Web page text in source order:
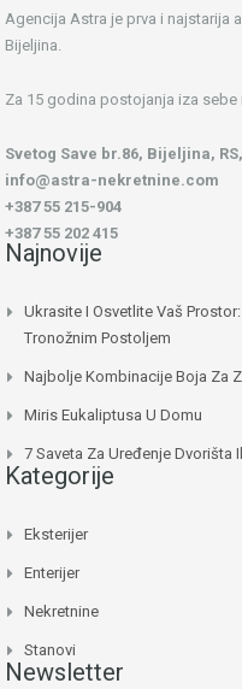
Agencija Astra je prva i najstarija
Bijeljina.
Za 15 godina postojanja iza
Svetog Save br.86, Bijeljina,
info@astra-nekretnine.com
+387 55 215-904
+387 55 202 415
Najnovije
Ukrasite I Osvetlite Vaš
Tronožnim Postoljem
Najbolje Kombinacije Boja Za
Miris Eukaliptusa U Domu
7 Saveta Za Uređenje Dvorišta
Kategorije
Eksterijer
Enterijer
Nekretnine
Stanovi
Newsletter